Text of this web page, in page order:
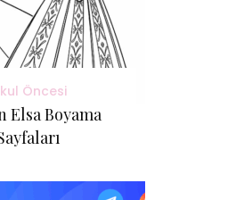
Öncesi
Elsa Boyama